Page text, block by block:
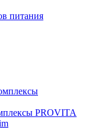
питания
PROVITA